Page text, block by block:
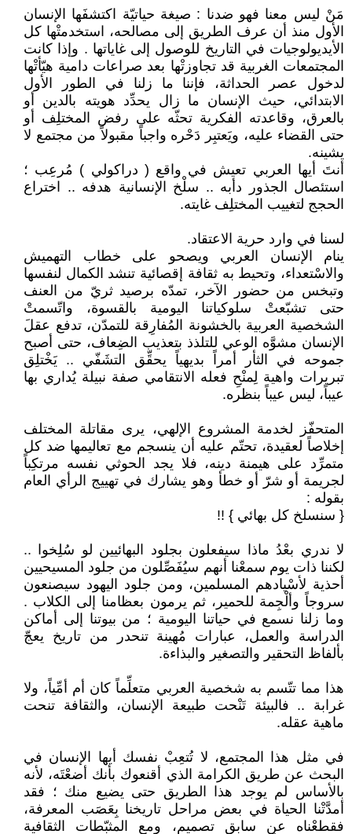
مَنْ ليس معنا فهو ضدنا : صيغة حياتيّة اكتشفَها الإنسان
الأول منذ أن عرف الطريق إلى مصالحه، استخدمتْها كل
الأيديولوجيات في التاريخ للوصول إلى غاياتها . وإذا كانت
المجتمعات الغربية قد تجاوزتْها بعد صراعات دامية هيّأتْها
لدخول عصر الحداثة، فإننا ما زلنا في الطور الأول
الابتدائي، حيث الإنسان ما زال يحدِّد هويته بالدين أو
بالعرق، وقاعدته الفكرية تحثّه على رفض المختلِف أو
حتى القضاء عليه، ويَعتبِر دَحْره واجباً مقبولاً من مجتمع لا
يشينه.
أنتَ أيها العربي تعيش في واقع ( دراكولي ) مُرعِب ؛
استئصال الجذور دأبه .. سلْخ الإنسانية هدفه .. اختراع
الحجج لتغييب المختلِف غايته.
لسنا في وارد حرية الاعتقاد.
ينام الإنسان العربي ويصحو على خطاب التهميش
والاسْتعداء، وتحيط به ثقافة إقصائية تنشد الكمال لنفسها
وتبخس من حضور الآخر، تمدّه برصيد ثريّ من العنف
حتى تشبّعتْ سلوكياتنا اليومية بالقسوة، واتّسمتْ
الشخصية العربية بالخشونة المُفارِقة للتمدّن، تدفع عقلَ
الإنسان مشوَّه الوعي للتلذذ بتعذيب الضِعاف، حتى أصبح
جموحه في الثأر أمراً بديهياً يحقِّق التشَفّي .. يَخْتلِق
تبريرات واهية لِمنْحِ فعله الانتقامي صفة نبيلة يُداري بها
عيباً، ليس عيباً بنظره.
المتحفّز لخدمة المشروع الإلهي، يرى مقاتلة المختلف
إخلاصاً لعقيدة، تحتّم عليه أن ينسجم مع تعاليمها ضد كل
متمرِّد على هيمنة دينه، فلا يجد الحوثي نفسه مرتكِباً
لجريمة أو شرّ أو خطأ وهو يشارك في تهييج الرأي العام
بقوله :
{ سنسلخ كل بهائي } !!
لا ندري بعْدُ ماذا سيفعلون بجلود البهائيين لو سُلِخوا ..
لكننا ذات يوم سمعْنا أنهم سيُفَصِّلون من جلود المسيحيين
أحذية لأسْيادهم المسلمين، ومن جلود اليهود سيصنعون
سروجاً وألْجِمة للحمير، ثم يرمون بعظامنا إلى الكلاب .
وما زلنا نسمع في حياتنا اليومية ؛ من بيوتنا إلى أماكن
الدراسة والعمل، عبارات مُهينة تنحدر من تاريخ يعجّ
بألفاظ التحقير والتصغير والبذاءة.
هذا مما تتّسم به شخصية العربي متعلِّماً كان أم أمِّياً، ولا
غرابة .. فالبيئة تَنْحت طبيعة الإنسان، والثقافة تنحت
ماهية عقله.
في مثل هذا المجتمع، لا تُتعِبْ نفسك أيها الإنسان في
البحث عن طريق الكرامة الذي أقنعوك بأنك أضعْتَه، لأنه
بالأساس لم يوجد هذا الطريق حتى يضيع منك ؛ فقد
أمدَّتْنا الحياة في بعض مراحل تاريخنا بِعَصَب المعرفة،
فقطعْناه عن سابق تصميم، ومع المثبّطات الثقافية